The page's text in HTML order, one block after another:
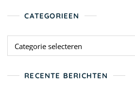
CATEGORIEEN
RECENTE BERICHTEN